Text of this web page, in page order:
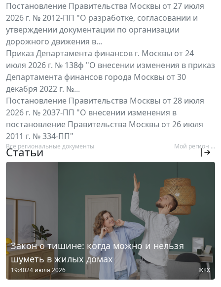
Постановление Правительства Москвы от 27 июля
2026 г. № 2012-ПП "О разработке, согласовании и
утверждении документации по организации
дорожного движения в...
Приказ Департамента финансов г. Москвы от 24
июля 2026 г. № 138ф "О внесении изменения в приказ
Департамента финансов города Москвы от 30
декабря 2022 г. №...
Постановление Правительства Москвы от 28 июля
2026 г. № 2037-ПП "О внесении изменения в
постановление Правительства Москвы от 26 июля
2011 г. № 334-ПП"
Все региональные документы Мой регион ...
Статьи
Закон о тишине: когда можно и нельзя
шуметь в жилых домах
19:4024 июля 2026 ЖКХ